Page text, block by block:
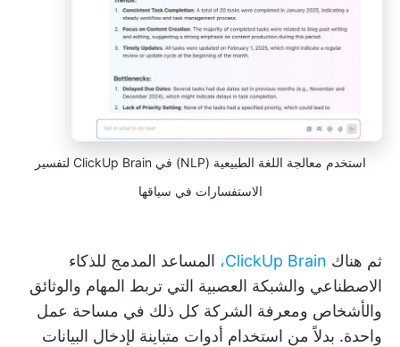
استخدم معالجة اللغة الطبيعية (NLP) في ClickUp Brain لتفسير
الاستفسارات في سياقها
ثم هناك ClickUp Brain،
المساعد المدمج للذكاء
الاصطناعي والشبكة العصبية التي تربط المهام والوثائق
والأشخاص ومعرفة الشركة كل ذلك في مساحة عمل
واحدة. بدلاً من استخدام أدوات متباينة لإدخال البيانات